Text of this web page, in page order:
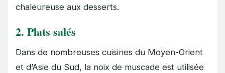
chaleureuse aux desserts.
2. Plats salés
Dans de nombreuses cuisines du Moyen-Orient
et d’Asie du Sud, la noix de muscade est utilisée